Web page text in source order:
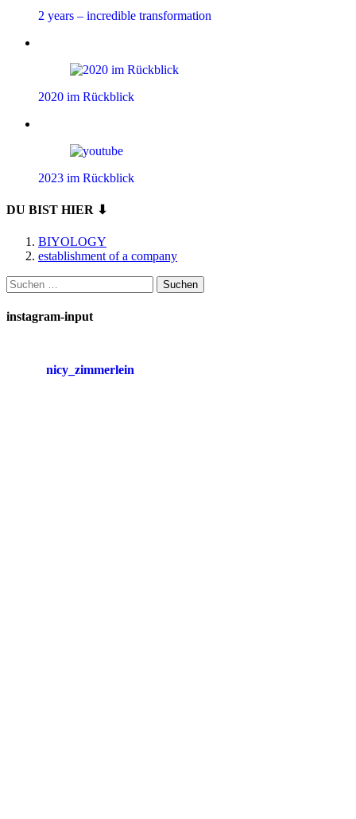
2 years – incredible transformation
2020 im Rückblick
2023 im Rückblick
DU BIST HIER ⬇
BIYOLOGY
establishment of a company
Suchen
nach:
instagram-input
nicy_zimmerlein